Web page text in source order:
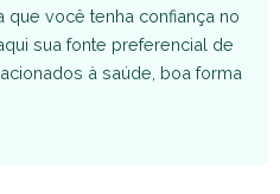
que você tenha confiança no
sua fonte preferencial de
à saúde, boa forma